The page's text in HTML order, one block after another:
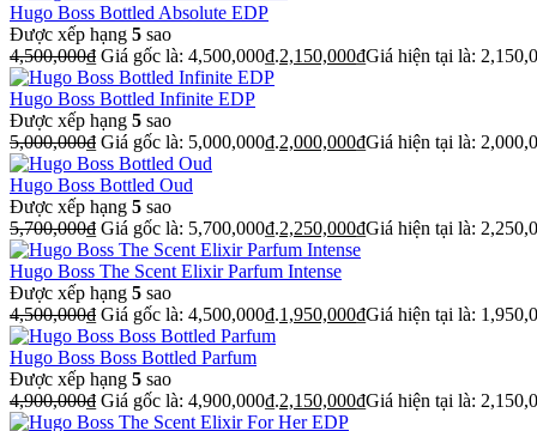
Hugo Boss Bottled Absolute EDP
Được xếp hạng 5 sao
4,500,000₫ Giá gốc là: 4,500,000₫.2,150,000₫Giá hiện tại là:
Hugo Boss Bottled Infinite EDP
Được xếp hạng 5 sao
5,000,000₫ Giá gốc là: 5,000,000₫.2,000,000₫Giá hiện tại là:
Hugo Boss Bottled Oud
Được xếp hạng 5 sao
5,700,000₫ Giá gốc là: 5,700,000₫.2,250,000₫Giá hiện tại là:
Hugo Boss The Scent Elixir Parfum Intense
Được xếp hạng 5 sao
4,500,000₫ Giá gốc là: 4,500,000₫.1,950,000₫Giá hiện tại là:
Hugo Boss Boss Bottled Parfum
Được xếp hạng 5 sao
4,900,000₫ Giá gốc là: 4,900,000₫.2,150,000₫Giá hiện tại là: